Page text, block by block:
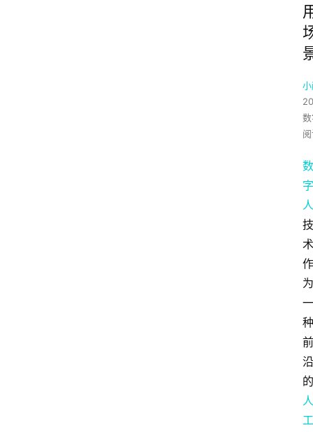
数
字
人
技
术
作
为
一
种
前
沿
的
人
工